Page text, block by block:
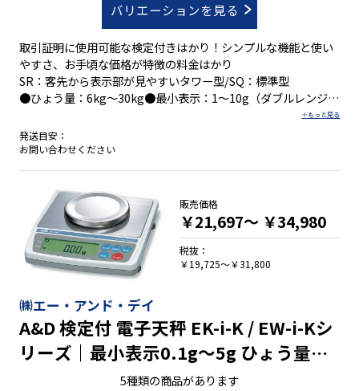
バリエーションを見る
取引証明に使用可能な検定付きはかり！シンプルな機能と使い
やすさ、お手頃な価格が特徴の料金はかり
SR：客先から表示部が見やすいタワー型/SQ：標準型
●ひょう量：6kg～30kg●最小表示：1～10g（ダブルレンジ）
●外形寸法：（SR)W483 ×D331 ×H335 mm/（SQ)W315
×D333 ×H126mm●積載面寸法：300×210mm●対面販売対
応●計量加算・定額加算・定額掛算・釣り銭
発送目安：
お問い合わせください
㈱エー・アンド・デイ
A&D 検定付 電子天秤 EK-i-K / EW-i-Kシ
リーズ｜最小表示0.1g～5g ひょう量
300g～12000g5種類の商品があります
販売価格
￥21,697～ ￥34,980
税抜：
￥19,725～￥31,800